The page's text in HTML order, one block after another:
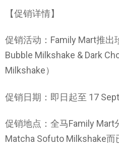
【促销详情】
促销活动：Family Mart推出
Bubble Milkshake & Dark
Milkshake）
促销日期：即日起至 17
促销地点：全马Family Mart
Matcha Sofuto Milkshake而